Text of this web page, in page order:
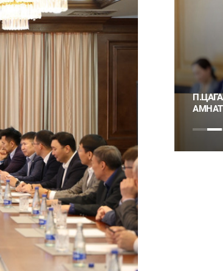
П.ЦАГААН: ҮҮСМЭЛ ОРДООС
АМНАТ АВАХ БОЛ ӨМНӨХ
ШИГЭЭ ТУСГАЙ
ЗӨВШӨӨРӨЛТЭЙ БОЛГОХ
ХЭРЭГТЭЙ